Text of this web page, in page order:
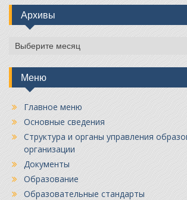
Архивы
Архивы
Меню
Главное меню
Основные сведения
Структура и органы управления
организации
Документы
Образование
Образовательные стандарты